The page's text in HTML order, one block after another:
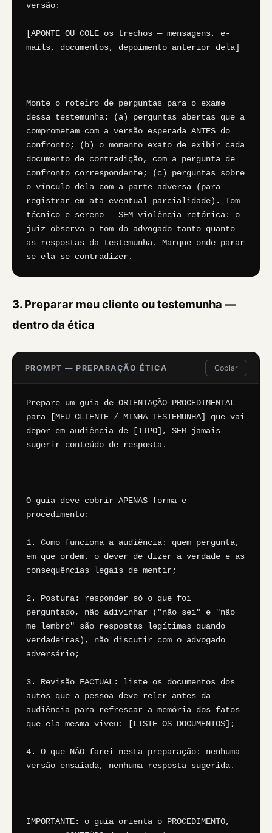
versão:
[APONTE OU COLE os trechos — mensagens, e-
mails, documentos, depoimento anterior dela]
Monte o roteiro de perguntas para o exame
dessa testemunha: (a) perguntas abertas que a
comprometam com a versão esperada ANTES do
confronto; (b) o momento exato de exibir cada
documento de contradição, com a pergunta de
confronto correspondente; (c) perguntas sobre
o vínculo dela com a parte adversa (para
registrar em ata eventual parcialidade). Tom
técnico e sereno — SEM violência retórica: o
juiz observa o tom do advogado tanto quanto
as respostas da testemunha. Marque onde parar
se ela se contradizer.
3. Preparar meu cliente ou testemunha —
dentro da ética
PROMPT — PREPARAÇÃO ÉTICA Copiar
Prepare um guia de ORIENTAÇÃO PROCEDIMENTAL
para [MEU CLIENTE / MINHA TESTEMUNHA] que vai
depor em audiência de [TIPO], SEM jamais
sugerir conteúdo de resposta.
O guia deve cobrir APENAS forma e
procedimento:
1. Como funciona a audiência: quem pergunta,
em que ordem, o dever de dizer a verdade e as
consequências legais de mentir;
2. Postura: responder só o que foi
perguntado, não adivinhar ("não sei" e "não
me lembro" são respostas legítimas quando
verdadeiras), não discutir com o advogado
adversário;
3. Revisão FACTUAL: liste os documentos dos
autos que a pessoa deve reler antes da
audiência para refrescar a memória dos fatos
que ela mesma viveu: [LISTE OS DOCUMENTOS];
4. O que NÃO farei nesta preparação: nenhuma
versão ensaiada, nenhuma resposta sugerida.
IMPORTANTE: o guia orienta o PROCEDIMENTO,